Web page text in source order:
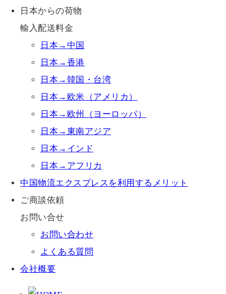
日本からの荷物
輸入配送料金
日本→中国
日本→香港
日本→韓国・台湾
日本→欧米（アメリカ）
日本→欧州（ヨーロッパ）
日本→東南アジア
日本→インド
日本→アフリカ
中国物流エクスプレスを利用するメリット
ご商談依頼
お問い合せ
お問い合わせ
よくある質問
会社概要